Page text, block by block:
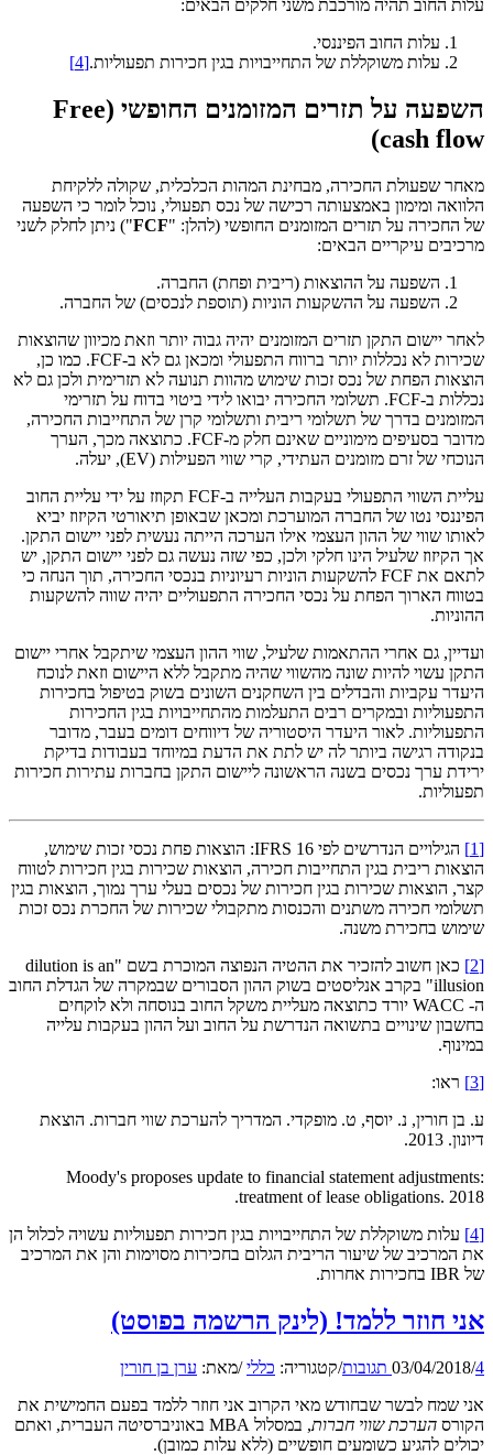
עלות החוב תהיה מורכבת משני חלקים הבאים:
עלות החוב הפיננסי.
עלות משוקללת של התחייבויות בגין חכירות תפעוליות.[4]
השפעה על תזרים המזומנים החופשי (Free
cash flow
)
מאחר שפעולת החכירה, מבחינת המהות הכלכלית, שקולה ללקיחת
הלוואה ומימון באמצעותה רכישה של נכס תפעולי, נוכל לומר כי השפעה
של החכירה על תזרים המזומנים החופשי (להלן: "FCF") ניתן לחלק לשני
מרכיבים עיקריים הבאים:
השפעה על ההוצאות (ריבית ופחת) החברה.
השפעה על ההשקעות הוניות (תוספת לנכסים) של החברה.
לאחר יישום התקן תזרים המזומנים יהיה גבוה יותר וזאת מכיוון שהוצאות
שכירות לא נכללות יותר ברווח התפעולי ומכאן גם לא ב-FCF. כמו כן,
הוצאות הפחת של נכס זכות שימוש מהוות תנועה לא תזרימית ולכן גם לא
נכללות ב-FCF. תשלומי החכירה יבואו לידי ביטוי בדוח על תזרימי
המזומנים בדרך של תשלומי ריבית ותשלומי קרן של התחייבות החכירה,
מדובר בסעיפים מימוניים שאינם חלק מ-FCF. כתוצאה מכך, הערך
הנוכחי של זרם מזומנים העתידי, קרי שווי הפעילות (EV), יעלה.
עליית השווי התפעולי בעקבות העלייה ב-FCF תקוזז על ידי עליית החוב
הפיננסי נטו של החברה המוערכת ומכאן שבאופן תיאורטי הקיזוז יביא
לאותו שווי של ההון העצמי אילו הערכה הייתה נעשית לפני יישום התקן.
אך הקיזוז שלעיל הינו חלקי ולכן, כפי שזה נעשה גם לפני יישום התקן, יש
לתאם את FCF להשקעות הוניות רעיוניות בנכסי החכירה, תוך הנחה כי
בטווח הארוך הפחת על נכסי החכירה התפעוליים יהיה שווה להשקעות
ההוניות.
ועדיין, גם אחרי ההתאמות שלעיל, שווי ההון העצמי שיתקבל אחרי יישום
התקן עשוי להיות שונה מהשווי שהיה מתקבל ללא היישום וזאת לנוכח
היעדר עקביות והבדלים בין השחקנים השונים בשוק בטיפול בחכירות
התפעוליות ובמקרים רבים התעלמות מהתחייבויות בגין החכירות
התפעוליות. לאור היעדר היסטוריה של דיווחים דומים בעבר, מדובר
בנקודה רגישה ביותר לה יש לתת את הדעת במיוחד בעבודות בדיקת
ירידת ערך נכסים בשנה הראשונה ליישום התקן בחברות עתירות חכירות
תפעוליות.
[1]
הגילויים הנדרשים לפי IFRS 16: הוצאות פחת נכסי זכות שימוש,
הוצאות ריבית בגין התחייבות חכירה, הוצאות שכירות בגין חכירות לטווח
קצר, הוצאות שכירות בגין חכירות של נכסים בעלי ערך נמוך, הוצאות בגין
תשלומי חכירה משתנים והכנסות מתקבולי שכירות של החכרת נכס זכות
שימוש בחכירת משנה.
[2]
כאן חשוב להזכיר את ההטיה הנפוצה המוכרת בשם "dilution is an
illusion" בקרב אנליסטים בשוק ההון הסבורים שבמקרה של הגדלת החוב
ה- WACC יורד כתוצאה מעליית משקל החוב בנוסחה ולא לוקחים
בחשבון שינויים בתשואה הנדרשת על החוב ועל ההון בעקבות עלייה
במינוף.
[3]
ראו:
ע. בן חורין, נ. יוסף, ט. מופקדי. המדריך להערכת שווי חברות. הוצאת
דיונון. 2013.
Moody's proposes update to financial statement adjustments:
treatment of lease obligations. 2018.
[4]
עלות משוקללת של התחייבויות בגין חכירות תפעוליות עשויה לכלול הן
את המרכיב של שיעור הריבית הגלום בחכירות מסוימות והן את המרכיב
של IBR בחכירות אחרות.
אני חוזר ללמד! (לינק הרשמה בפוסט)
03/04/2018/4 תגובות /קטגוריה: כללי /מאת: ערן בן חורין
אני שמח לבשר שבחודש מאי הקרוב אני חוזר ללמד בפעם החמישית את
הקורס הערכת שווי חברות
, במסלול MBA באוניברסיטה העברית, ואתם
יכולים להגיע כשומעים חופשיים (ללא עלות כמובן).